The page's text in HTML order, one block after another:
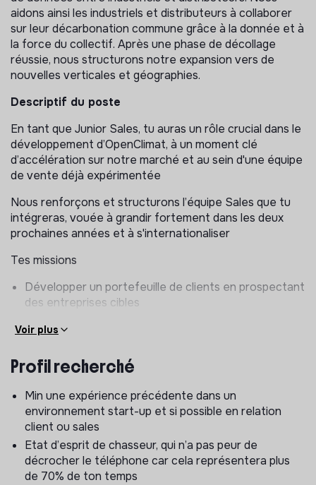
aidons ainsi les industriels et distributeurs à collaborer
sur leur décarbonation commune grâce à la donnée et à
la force du collectif. Après une phase de décollage
réussie, nous structurons notre expansion vers de
nouvelles verticales et géographies.
Descriptif du poste
En tant que Junior Sales, tu auras un rôle crucial dans le
développement d’OpenClimat, à un moment clé
d’accélération sur notre marché et au sein d'une équipe
de vente déjà expérimentée
Nous renforçons et structurons l’équipe Sales que tu
intégreras, vouée à grandir fortement dans les deux
prochaines années et à s'internationaliser
Tes missions
Développer un portefeuille de clients en prospectant
des entreprises cibles
Gérer tout le cycle de vente, de la prise de contact à
la signature du contrat.
Comprendre les besoins des clients et proposer une
solution adaptée.
Gérer l'administration des ventes et les prévisions
(maitrise d'Hubspot ++). Participer à l’élaboration des
plans stratégiques et commerciaux trimestriels
Collaborer et travailler en direct avec les équipes
Customer success mais aussi Marketing, Produit pour
partager tes retours terrain et aider OpenClimat à se
Voir plus
Profil recherché
Min une expérience précédente dans un
environnement start-up et si possible en relation
client ou sales
Etat d’esprit de chasseur, qui n’a pas peur de
décrocher le téléphone car cela représentera plus
de 70% de ton temps